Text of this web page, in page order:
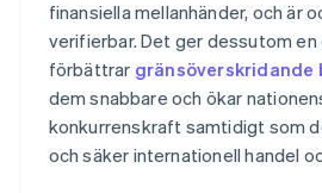
finansiella mellanhänder, och är
verifierbar. Det ger dessutom
förbättrar gränsöverskridande
dem snabbare och ökar
konkurrenskraft samtidigt som
och säker internationell handel